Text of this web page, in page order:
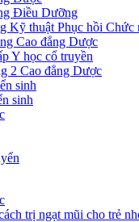
Điều Dưỡng
Kỹ thuật Phục hồi Chức
Cao đẳng Dược
Y học cổ truyền
2 Cao đẳng Dược
sinh
sinh
trị ngạt mũi cho trẻ